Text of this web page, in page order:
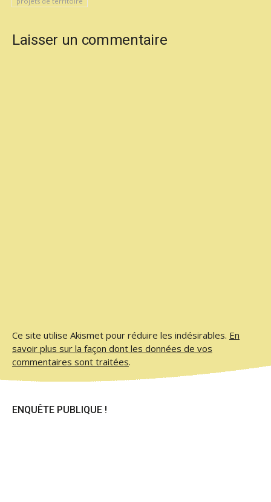
Laisser un commentaire
Ce site utilise Akismet pour réduire les indésirables. En
savoir plus sur la façon dont les données de vos
commentaires sont traitées.
ENQUÊTE PUBLIQUE !